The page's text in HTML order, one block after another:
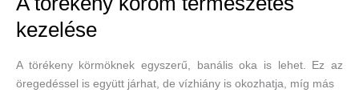
kezelése
A törékeny körmöknek egyszerű, banális oka is lehet. Ez az
öregedéssel is együtt járhat, de vízhiány is okozhatja, míg más